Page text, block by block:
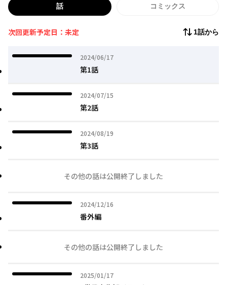
話 コミックス
次回更新予定日：未定 1話から
2024/06/17
2024年06月17日
第1話
2024/07/15
2024年07月15日
第2話
2024/08/19
2024年08月19日
第3話
その他の話は公開終了しました
2024/12/16
2024年12月16日
番外編
その他の話は公開終了しました
2025/01/17
2025年01月17日